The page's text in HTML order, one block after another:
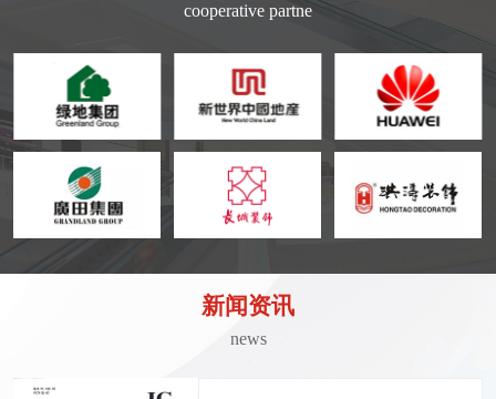
cooperative partne
新闻资讯
news